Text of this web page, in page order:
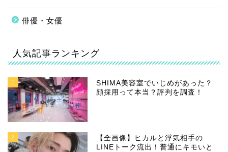
俳優・女優
人気記事ランキング
1
SHIMA美容室でいじめがあった？
顔採用って本当？評判を調査！
2
【全画像】ヒカルと浮気相手の
LINEトーク流出！普通にキモいと